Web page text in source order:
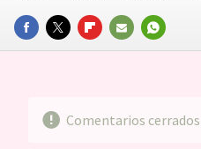
FACEBOOKTWITTERFLIPBOARD
E-
WHATSAPP
Comentarios cerrados